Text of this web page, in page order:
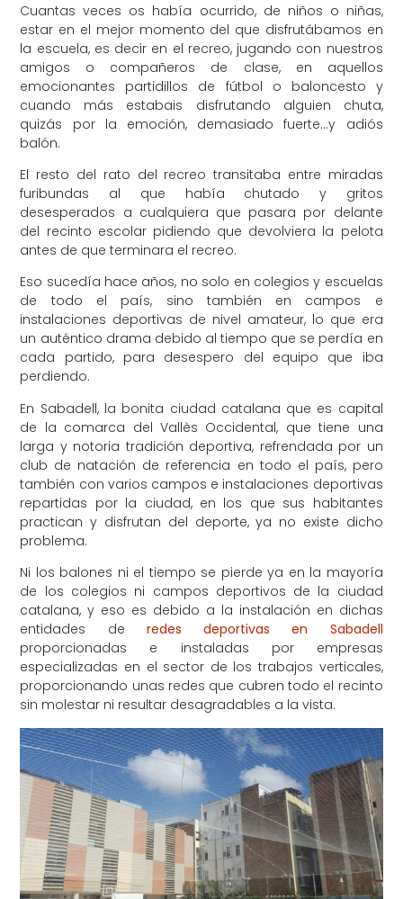
Cuantas veces os había ocurrido, de niños o niñas,
estar en el mejor momento del que disfrutábamos en
la escuela, es decir en el recreo, jugando con nuestros
amigos o compañeros de clase, en aquellos
emocionantes partidillos de fútbol o baloncesto y
cuando más estabais disfrutando alguien chuta,
quizás por la emoción, demasiado fuerte…y adiós
balón.
El resto del rato del recreo transitaba entre miradas
furibundas al que había chutado y gritos
desesperados a cualquiera que pasara por delante
del recinto escolar pidiendo que devolviera la pelota
antes de que terminara el recreo.
Eso sucedía hace años, no solo en colegios y escuelas
de todo el país, sino también en campos e
instalaciones deportivas de nivel amateur, lo que era
un auténtico drama debido al tiempo que se perdía en
cada partido, para desespero del equipo que iba
perdiendo.
En Sabadell, la bonita ciudad catalana que es capital
de la comarca del Vallès Occidental, que tiene una
larga y notoria tradición deportiva, refrendada por un
club de natación de referencia en todo el país, pero
también con varios campos e instalaciones deportivas
repartidas por la ciudad, en los que sus habitantes
practican y disfrutan del deporte, ya no existe dicho
problema.
Ni los balones ni el tiempo se pierde ya en la mayoría
de los colegios ni campos deportivos de la ciudad
catalana, y eso es debido a la instalación en dichas
entidades de redes deportivas en Sabadell
proporcionadas e instaladas por empresas
especializadas en el sector de los trabajos verticales,
proporcionando unas redes que cubren todo el recinto
sin molestar ni resultar desagradables a la vista.